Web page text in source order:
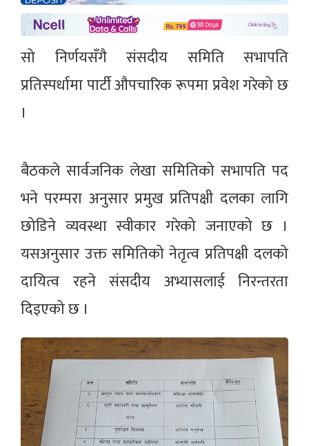
सो निर्णयसँगै संसदीय समिति सभापति
प्रतिस्पर्धामा पार्टी औपचारिक रूपमा प्रवेश गरेको छ
।
बैठकले सार्वजनिक लेखा समितिको सभापति पद
भने परम्परा अनुसार प्रमुख प्रतिपक्षी दलका लागि
छोडिने व्यवस्था स्वीकार गरेको जनाएको छ ।
यसअनुसार उक्त समितिको नेतृत्व प्रतिपक्षी दलको
दायित्व रहने संसदीय अभ्यासलाई निरन्तरता
दिइएको छ ।